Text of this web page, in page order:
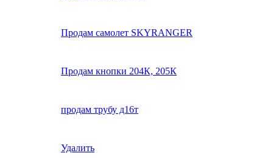
Продам самолет SKYRANGER
Продам кнопки 204К, 205К
продам трубу д16т
Удалить